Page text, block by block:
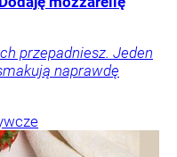
przepadniesz. Jeden
naprawdę